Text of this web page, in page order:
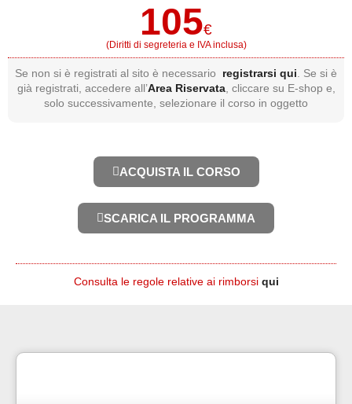
105€
(Diritti di segreteria e IVA inclusa)
Se non si è registrati al sito è necessario registrarsi qui . Se si è
già registrati, accedere all’Area Riservata, cliccare su E-shop e,
solo successivamente, selezionare il corso in oggetto
ACQUISTA IL CORSO
SCARICA IL PROGRAMMA
Consulta le regole relative ai rimborsi qui